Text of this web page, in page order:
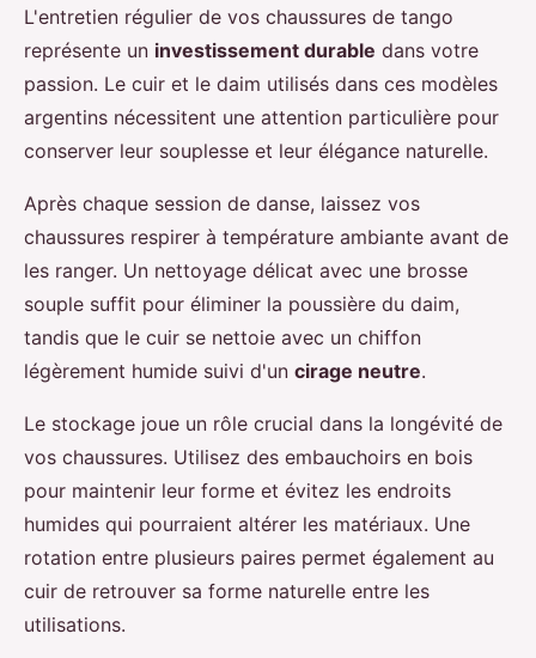
L'entretien régulier de vos chaussures de tango
représente un investissement durable dans votre
passion. Le cuir et le daim utilisés dans ces modèles
argentins nécessitent une attention particulière pour
conserver leur souplesse et leur élégance naturelle.
Après chaque session de danse, laissez vos
chaussures respirer à température ambiante avant de
les ranger. Un nettoyage délicat avec une brosse
souple suffit pour éliminer la poussière du daim,
tandis que le cuir se nettoie avec un chiffon
légèrement humide suivi d'un cirage neutre.
Le stockage joue un rôle crucial dans la longévité de
vos chaussures. Utilisez des embauchoirs en bois
pour maintenir leur forme et évitez les endroits
humides qui pourraient altérer les matériaux. Une
rotation entre plusieurs paires permet également au
cuir de retrouver sa forme naturelle entre les
utilisations.